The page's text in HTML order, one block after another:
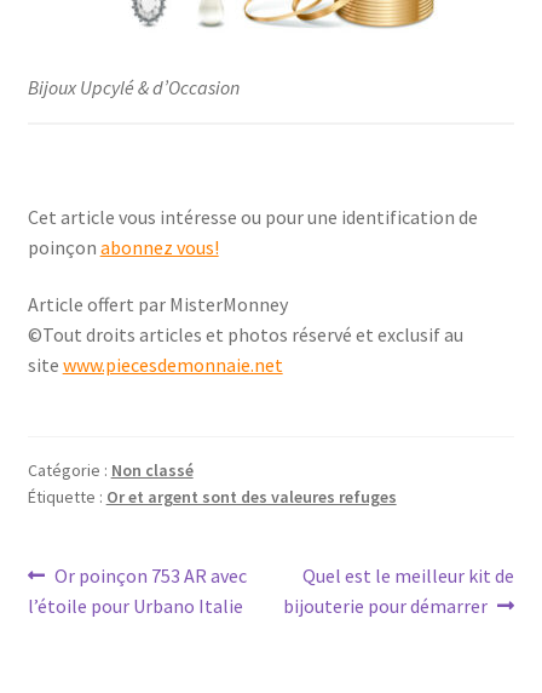
Bijoux Upcylé & d’Occasion
Cet article vous intéresse ou pour une identification de
poinçon abonnez vous!
Article offert par MisterMonney
©Tout droits articles et photos réservé et exclusif au
site www.piecesdemonnaie.net
Catégorie : Non classé
Étiquette : Or et argent sont des valeures refuges
Or poinçon 753 AR avec
l’étoile pour Urbano Italie
Quel est le meilleur kit de
bijouterie pour démarrer